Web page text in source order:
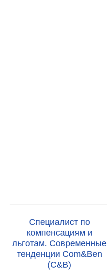
Специалист по
компенсациям и
льготам. Современные
тенденции Com&Ben
(C&B)